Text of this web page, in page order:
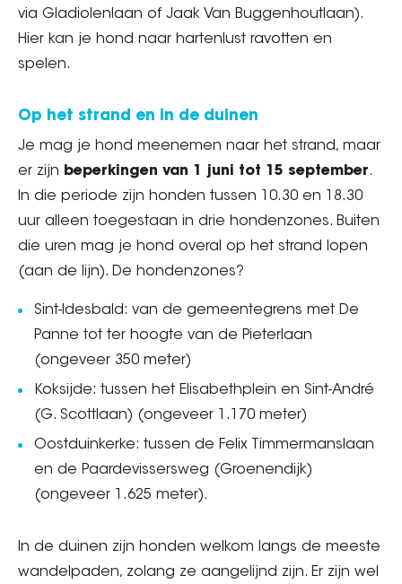
via Gladiolenlaan of Jaak Van Buggenhoutlaan).
Hier kan je hond naar hartenlust ravotten en
spelen.
Op het strand en in de duinen
Je mag je hond meenemen naar het strand, maar
er zijn beperkingen van 1 juni tot 15 september.
In die periode zijn honden tussen 10.30 en 18.30
uur alleen toegestaan in drie hondenzones. Buiten
die uren mag je hond overal op het strand lopen
(aan de lijn). De hondenzones?
Sint-Idesbald: van de gemeentegrens met De
Panne tot ter hoogte van de Pieterlaan
(ongeveer 350 meter)
Koksijde: tussen het Elisabethplein en Sint-André
(G. Scottlaan) (ongeveer 1.170 meter)
Oostduinkerke: tussen de Felix Timmermanslaan
en de Paardevissersweg (Groenendijk)
(ongeveer 1.625 meter).
In de duinen zijn honden welkom langs de meeste
wandelpaden, zolang ze aangelijnd zijn. Er zijn wel